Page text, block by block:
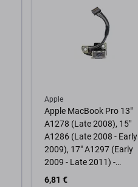
Apple
Apple MacBook Pro 13"
A1278 (Late 2008), 15"
A1286 (Late 2008 - Early
2009), 17" A1297 (Early
2009 - Late 2011) -
Magsafe Ladestecker
6,81 €